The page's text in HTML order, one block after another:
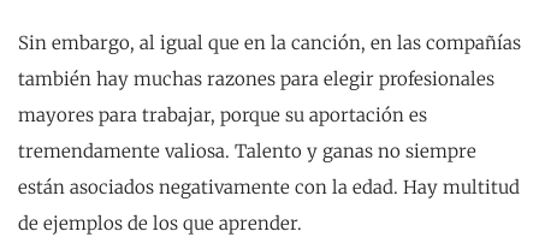
Sin embargo, al igual que en la canción, en las compañías
también hay muchas razones para elegir profesionales
mayores para trabajar, porque su aportación es
tremendamente valiosa. Talento y ganas no siempre
están asociados negativamente con la edad. Hay multitud
de ejemplos de los que aprender.